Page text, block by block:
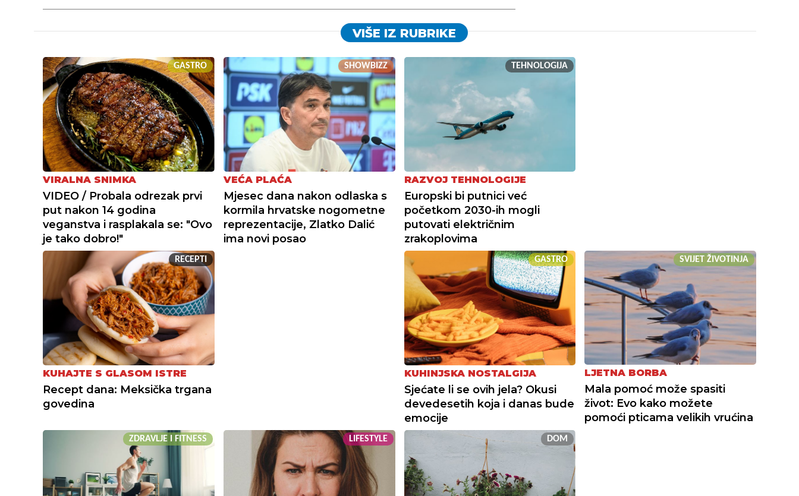
VIŠE IZ RUBRIKE
GASTRO
VIRALNA SNIMKA
VIDEO / Probala odrezak prvi
put nakon 14 godina
veganstva i rasplakala se: "Ovo
je tako dobro!"
SHOWBIZZ
VEĆA PLAĆA
Mjesec dana nakon odlaska s
kormila hrvatske nogometne
reprezentacije, Zlatko Dalić
ima novi posao
TEHNOLOGIJA
RAZVOJ TEHNOLOGIJE
Europski bi putnici već
početkom 2030-ih mogli
putovati električnim
zrakoplovima
RECEPTI
KUHAJTE S GLASOM ISTRE
Recept dana: Meksička trgana
govedina
GASTRO
KUHINJSKA NOSTALGIJA
Sjećate li se ovih jela? Okusi
devedesetih koja i danas bude
emocije
SVIJET ŽIVOTINJA
LJETNA BORBA
Mala pomoć može spasiti
život: Evo kako možete
pomoći pticama velikih vrućina
ZDRAVLJE I FITNESS LIFESTYLE DOM